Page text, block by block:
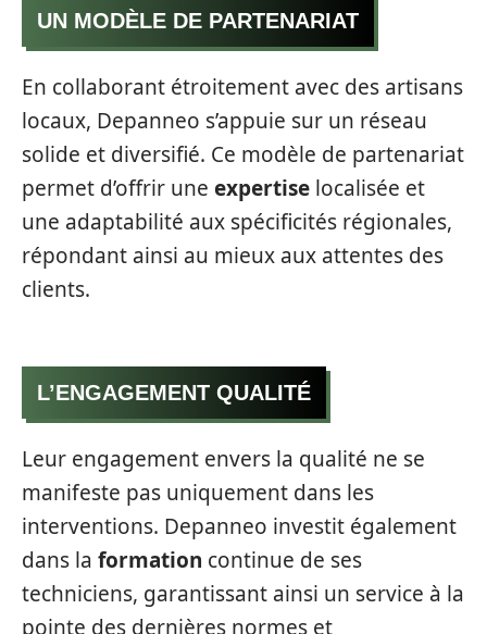
UN MODÈLE DE PARTENARIAT
En collaborant étroitement avec des artisans
locaux, Depanneo s’appuie sur un réseau
solide et diversifié. Ce modèle de partenariat
permet d’offrir une expertise localisée et
une adaptabilité aux spécificités régionales,
répondant ainsi au mieux aux attentes des
clients.
L’ENGAGEMENT QUALITÉ
Leur engagement envers la qualité ne se
manifeste pas uniquement dans les
interventions. Depanneo investit également
dans la formation continue de ses
techniciens, garantissant ainsi un service à la
pointe des dernières normes et